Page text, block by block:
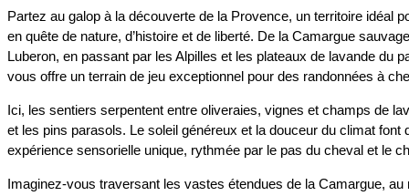
Partez au galop à la découverte de la Provence, un territoire idéal
en quête de nature, d’histoire et de liberté. De la Camargue
Luberon, en passant par les Alpilles et les plateaux de lavande du
vous offre un terrain de jeu exceptionnel pour des randonnées à
Ici, les sentiers serpentent entre oliveraies, vignes et champs de
et les pins parasols. Le soleil généreux et la douceur du climat font
expérience sensorielle unique, rythmée par le pas du cheval et le
Imaginez-vous traversant les vastes étendues de la Camargue,